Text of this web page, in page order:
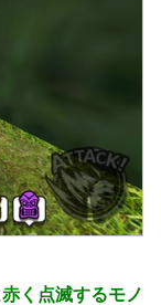
赤く点滅するモノ